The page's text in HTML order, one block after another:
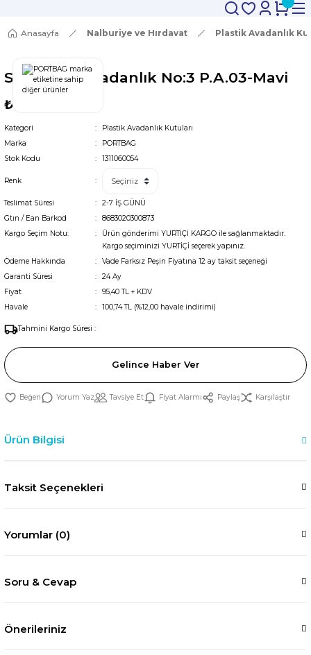
Anasayfa Nalburiye ve Hırdavat Plastik Avadanlık
Star Çelik Avadanlık No:3 P.A.03-Mavi
₺114
Kategori
Plastik Avadanlık Kutuları
Marka
PORTBAG
Stok Kodu
1311060054
Renk
Teslimat Süresi
2-7 İŞ GÜNÜ
Gtın / Ean Barkod
8683020300873
Kargo Seçim Notu:
Ürün gönderimi YURTİÇİ KARGO ile sağlanmaktadır.
Kargo seçiminizi YURTİÇİ seçerek yapınız.
Ödeme Hakkında
Vade Farksız Peşin Fiyatına 12 ay taksit seçeneği
Garanti Süresi
24 Ay
Fiyat
95,40 TL + KDV
Havale
100,74 TL (%12,00 havale indirimi)
Tahmini Kargo Süresi :
Gelince Haber Ver
Yorum Yaz Tavsiye Et Fiyat Alarmı Paylaş Karşılaştır
Ürün Bilgisi
Taksit Seçenekleri
Yorumlar (0)
Soru & Cevap
Önerileriniz